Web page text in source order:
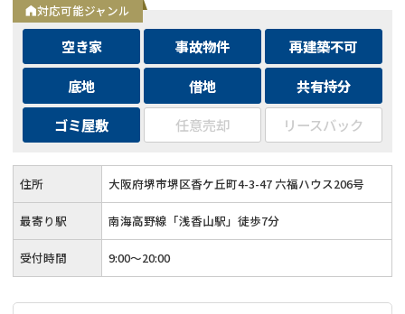
対応可能ジャンル
空き家 事故物件
再建築不可
底地
借地
共有持分
ゴミ屋敷
任意売却 リースバック
住所 大阪府堺市堺区香ケ丘町4-3-47 六福ハウス206号
最寄り駅 南海高野線「浅香山駅」徒歩7分
受付時間 9:00～20:00